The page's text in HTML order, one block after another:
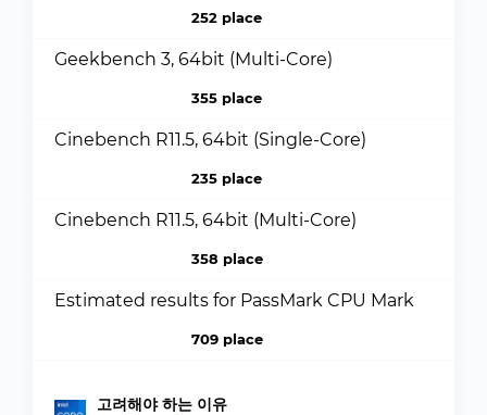
252 place
Geekbench 3, 64bit (Multi-Core)
355 place
Cinebench R11.5, 64bit (Single-Core)
235 place
Cinebench R11.5, 64bit (Multi-Core)
358 place
Estimated results for PassMark CPU Mark
709 place
고려해야 하는 이유